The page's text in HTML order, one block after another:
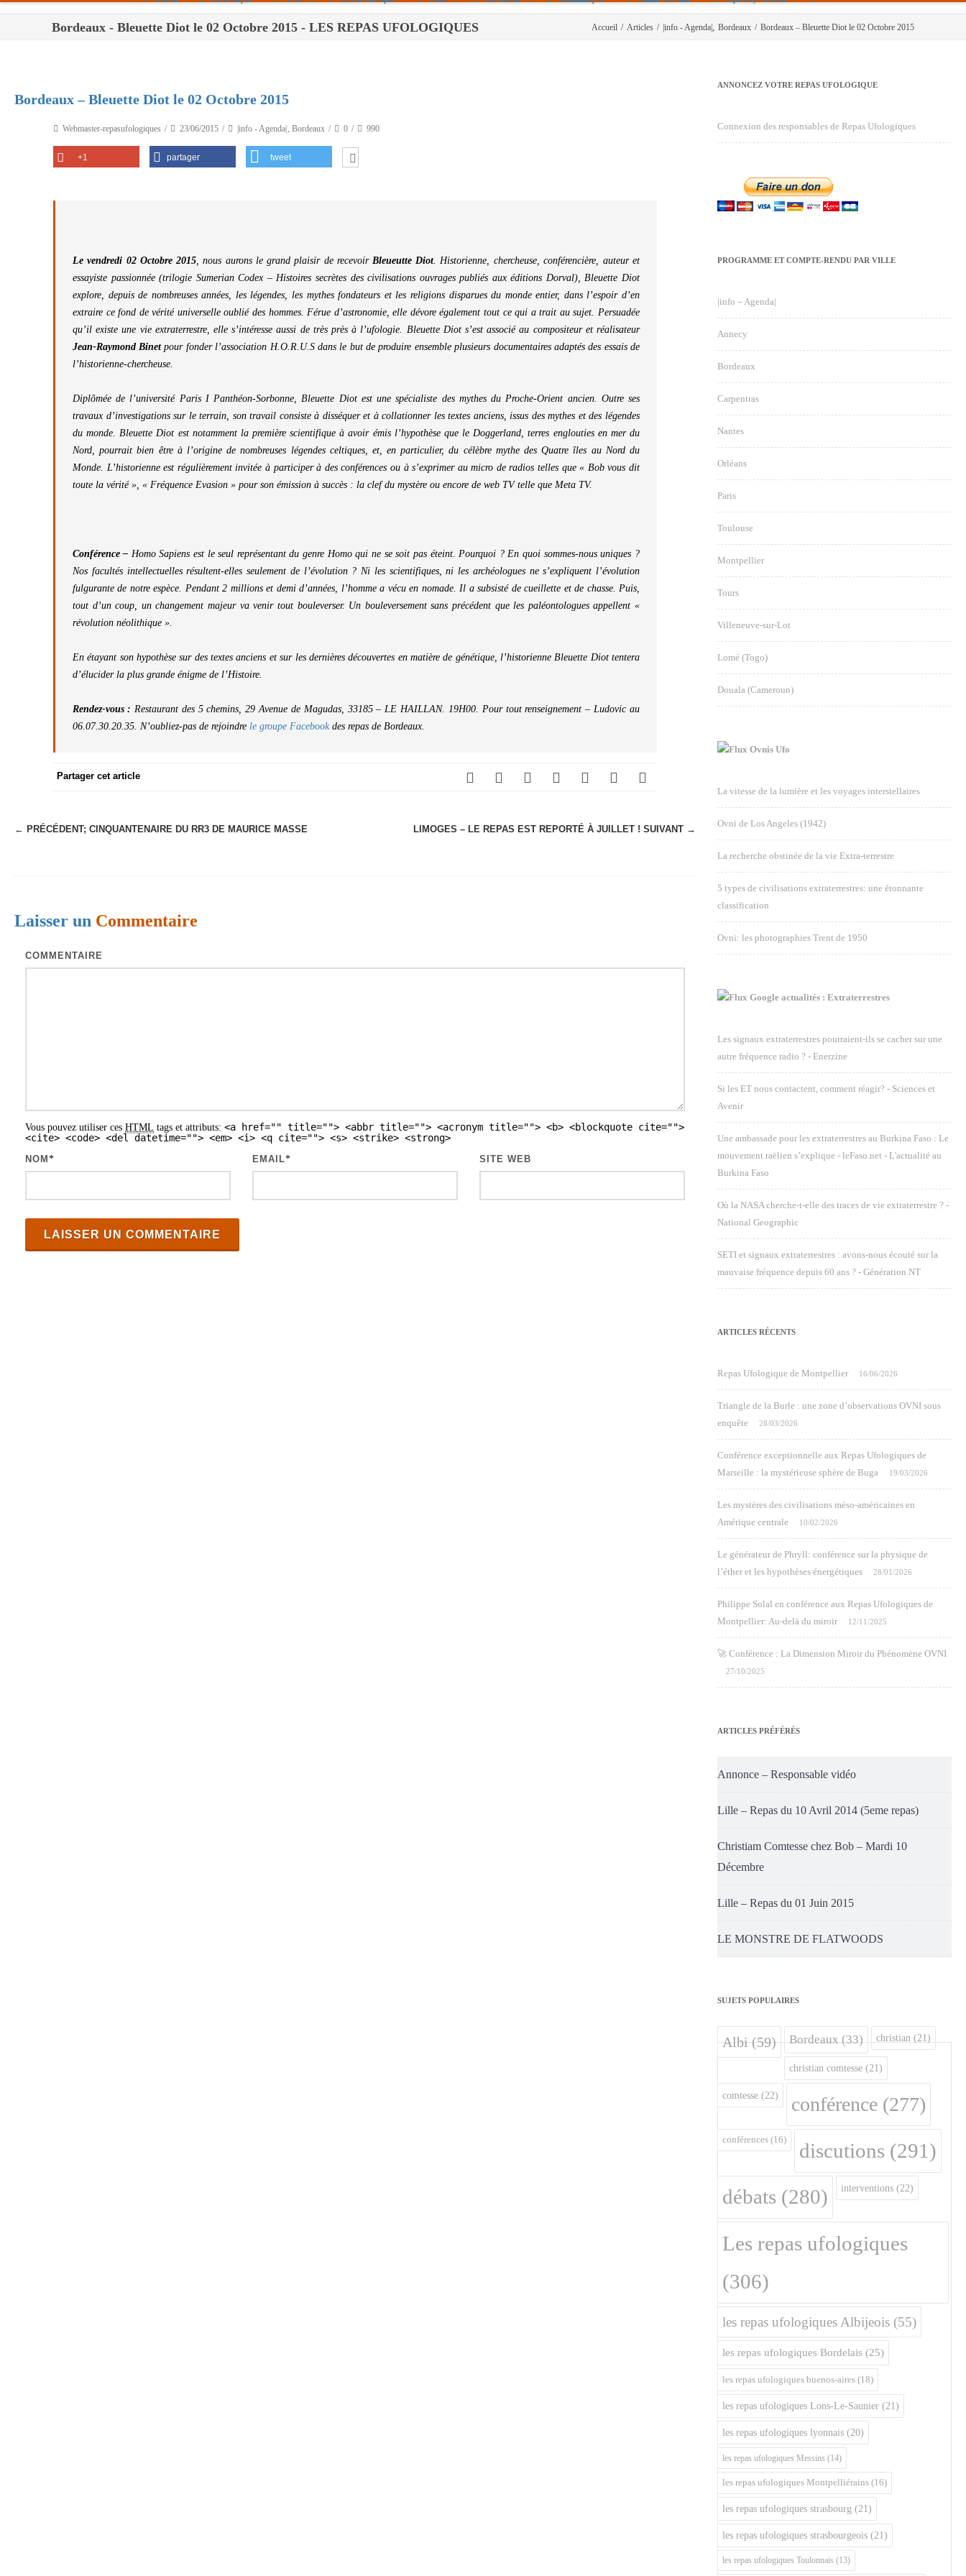
Paris
Nantes
Tours
Politique De Cookies (UE)
Bordeaux - Bleuette Diot le 02 Octobre 2015 - LES REPAS UFOLOGIQUES Accueil / Articles / |info - Agenda| Bordeaux / Bordeaux – Bleuette Diot le 02 Octobre 2015
Bordeaux – Bleuette Diot le 02 Octobre 2015
Webmaster-repasufologiques 23/06/2015 |info - Agenda| , Bordeaux 0 990
+1 partager tweet
Le vendredi 02 Octobre 2015, nous aurons le grand plaisir de recevoir Bleueutte Diot. Historienne, chercheuse, conférencière, auteur et
essayiste passionnée (trilogie Sumerian Codex – Histoires secrètes des civilisations ouvrages publiés aux éditions Dorval), Bleuette Diot
explore, depuis de nombreuses années, les légendes, les mythes fondateurs et les religions disparues du monde entier, dans l’espoir d’en
extraire ce fond de vérité universelle oublié des hommes. Férue d’astronomie, elle dévore également tout ce qui a trait au sujet. Persuadée
qu’il existe une vie extraterrestre, elle s’intéresse aussi de très près à l’ufologie. Bleuette Diot s’est associé au compositeur et réalisateur
Jean-Raymond Binetpour fonder l’association H.O.R.U.S dans le but de produire ensemble plusieurs documentaires adaptés des essais de
l’historienne-chercheuse.
Diplômée de l’université Paris I Panthéon-Sorbonne, Bleuette Diot est une spécialiste des mythes du Proche-Orient ancien. Outre ses
travaux d’investigations sur le terrain, son travail consiste à disséquer et à collationner les textes anciens, issus des mythes et des légendes
du monde. Bleuette Diot est notamment la première scientifique à avoir émis l’hypothèse que le Doggerland, terres englouties en mer du
Nord, pourrait bien être à l’origine de nombreuses légendes celtiques, et, en particulier, du célèbre mythe des Quatre îles au Nord du
Monde. L’historienne est régulièrement invitée à participer à des conférences ou à s’exprimer au micro de radios telles que « Bob vous dit
toute la vérité », « Fréquence Evasion » pour son émission à succès : la clef du mystère ou encore de web TV telle que Meta TV.
Conférence – Homo Sapiens est le seul représentant du genre Homo qui ne se soit pas éteint. Pourquoi ? En quoi sommes-nous uniques ?
Nos facultés intellectuelles résultent-elles seulement de l’évolution ? Ni les scientifiques, ni les archéologues ne s’expliquent l’évolution
fulgurante de notre espèce. Pendant 2 millions et demi d’années, l’homme a vécu en nomade. Il a subsisté de cueillette et de chasse. Puis,
tout d’un coup, un changement majeur va venir tout bouleverser. Un bouleversement sans précédent que les paléontologues appellent «
révolution néolithique ».
En étayant son hypothèse sur des textes anciens et sur les dernières découvertes en matière de génétique, l’historienne Bleuette Diot tentera
d’élucider la plus grande énigme de l’Histoire.
Rendez-vous : Restaurant des 5 chemins, 29 Avenue de Magudas, 33185 – LE HAILLAN. 19H00. Pour tout renseignement – Ludovic au
06.07.30.20.35. N’oubliez-pas de rejoindre le groupe Facebook des repas de Bordeaux.
Partager cet article
N
g
← PRÉCÉDENT; CINQUANTENAIRE DU RR3 DE MAURICE MASSE LIMOGES – LE REPAS EST REPORTÉ À JUILLET ! SUIVANT →
Laisser un Commentaire
COMMENTAIRE
Vous pouvez utiliser ces HTML tags et attributs: <a href="" title=""> <abbr title=""> <acronym title=""> <b> <blockquote cite="">
<cite> <code> <del datetime=""> <em> <i> <q cite=""> <s> <strike> <strong>
NOM * EMAIL* SITE WEB
ANNONCEZ VOTRE REPAS UFOLOGIQUE
Connexion des responsables de Repas Ufologiques
PROGRAMME ET COMPTE-RENDU PAR VILLE
|info – Agenda|
Annecy
Bordeaux
Carpentras
Nantes
Orléans
Paris
Toulouse
Montpellier
Tours
Villeneuve-sur-Lot
Lomé (Togo)
Douala (Cameroun)
Ovnis Ufo
La vitesse de la lumière et les voyages interstellaires
Ovni de Los Angeles (1942)
La recherche obstinée de la vie Extra-terrestre
5 types de civilisations extraterrestres: une étonnante
classification
Ovni: les photographies Trent de 1950
Google actualités : Extraterrestres
Les signaux extraterrestres pourraient-ils se cacher sur une
autre fréquence radio ? - Enerzine
Si les ET nous contactent, comment réagir? - Sciences et
Avenir
Une ambassade pour les extraterrestres au Burkina Faso : Le
mouvement raëlien s’explique - leFaso.net - L'actualité au
Burkina Faso
Où la NASA cherche-t-elle des traces de vie extraterrestre ? -
National Geographic
SETI et signaux extraterrestres : avons-nous écouté sur la
mauvaise fréquence depuis 60 ans ? - Génération NT
ARTICLES RÉCENTS
Repas Ufologique de Montpellier 16/06/2026
Triangle de la Burle : une zone d’observations OVNI sous
enquête
28/03/2026
Conférence exceptionnelle aux Repas Ufologiques de
Marseille : la mystérieuse sphère de Buga
19/03/2026
Les mystères des civilisations méso-américaines en
Amérique centrale
10/02/2026
Le générateur de Phryll: conférence sur la physique de
l’éther et les hypothèses énergétiques
28/01/2026
Philippe Solal en conférence aux Repas Ufologiques de
Montpellier: Au-delà du miroir
12/11/2025
🚀 Conférence : La Dimension Miroir du Phénomène OVNI
27/10/2025
ARTICLES PRÉFÉRÉS
Annonce – Responsable vidéo
Lille – Repas du 10 Avril 2014 (5eme repas)
Christiam Comtesse chez Bob – Mardi 10
Décembre
Lille – Repas du 01 Juin 2015
LE MONSTRE DE FLATWOODS
SUJETS POPULAIRES
Albi(59) Bordeaux(33) christian (21)
christian comtesse (21)
comtesse (22) conférence (277)
conférences (16) discutions (291)
débats (280) interventions (22)
Les repas ufologiques
(306)
les repas ufologiques Albijeois (55)
les repas ufologiques Bordelais (25)
les repas ufologiques buenos-aires (18)
les repas ufologiques Lons-Le-Saunier (21)
les repas ufologiques lyonnais (20)
les repas ufologiques Messins (14)
les repas ufologiques Montpelliérains (16)
les repas ufologiques strasbourg (21)
les repas ufologiques strasbourgeois (21)
les repas ufologiques Toulonnais (13)